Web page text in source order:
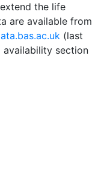
the life
are available from
(last
availability section